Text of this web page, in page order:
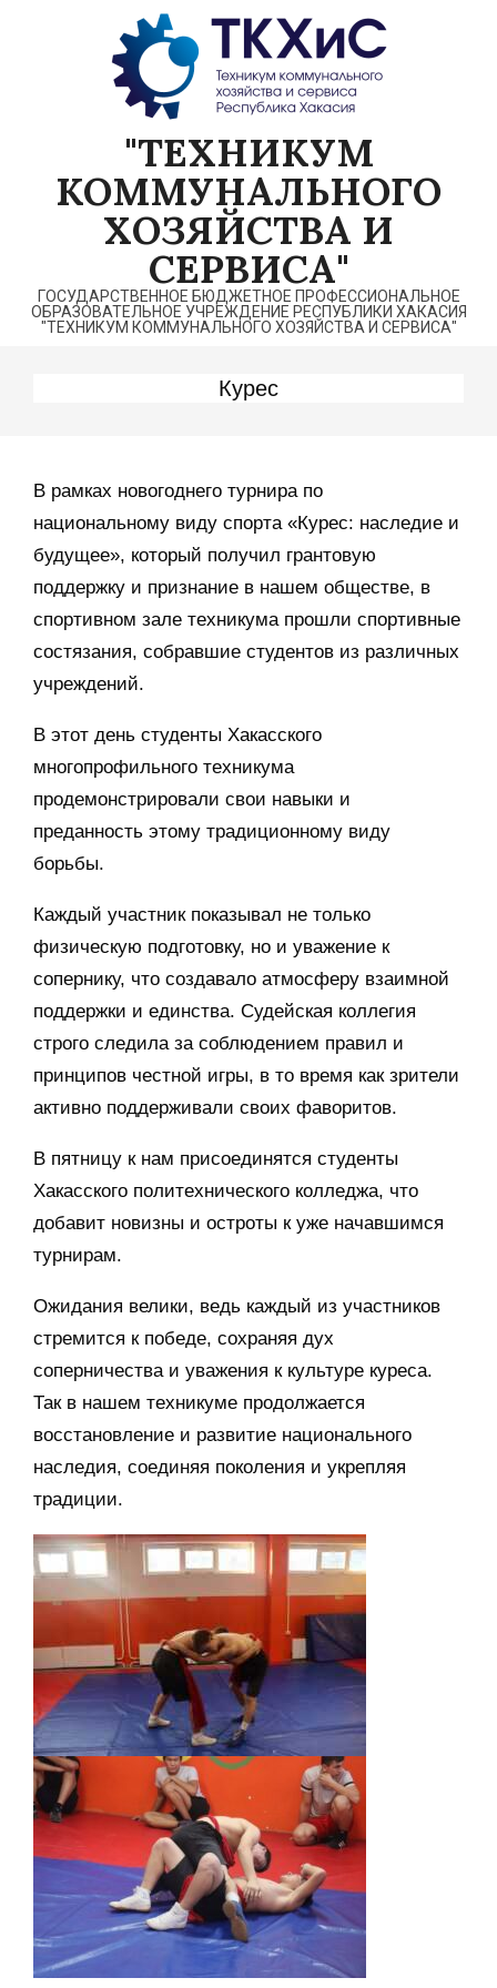
"ТЕХНИКУМ
КОММУНАЛЬНОГО
ХОЗЯЙСТВА И
СЕРВИСА"
ГОСУДАРСТВЕННОЕ БЮДЖЕТНОЕ ПРОФЕССИОНАЛЬНОЕ
ОБРАЗОВАТЕЛЬНОЕ УЧРЕЖДЕНИЕ РЕСПУБЛИКИ ХАКАСИЯ
"ТЕХНИКУМ КОММУНАЛЬНОГО ХОЗЯЙСТВА И СЕРВИСА"
Курес
В рамках новогоднего турнира по
национальному виду спорта «Курес: наследие и
будущее», который получил грантовую
поддержку и признание в нашем обществе, в
спортивном зале техникума прошли спортивные
состязания, собравшие студентов из различных
учреждений.
В этот день студенты Хакасского
многопрофильного техникума
продемонстрировали свои навыки и
преданность этому традиционному виду
борьбы.
Каждый участник показывал не только
физическую подготовку, но и уважение к
сопернику, что создавало атмосферу взаимной
поддержки и единства. Судейская коллегия
строго следила за соблюдением правил и
принципов честной игры, в то время как зрители
активно поддерживали своих фаворитов.
В пятницу к нам присоединятся студенты
Хакасского политехнического колледжа, что
добавит новизны и остроты к уже начавшимся
турнирам.
Ожидания велики, ведь каждый из участников
стремится к победе, сохраняя дух
соперничества и уважения к культуре куреса.
Так в нашем техникуме продолжается
восстановление и развитие национального
наследия, соединяя поколения и укрепляя
традиции.